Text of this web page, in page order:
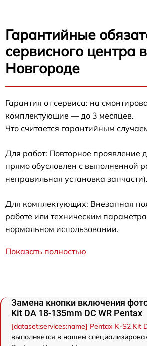
Гарантийные
сервисного центра
Новгороде
Гарантия от сервиса: на
комплектующие — до 3 месяцев.
Что считается гарантийным
Для работ: Повторное проявление
прямо обусловлен с выполненной
неправильная установка запчасти).
Для комплектующих: Внезапная
работе или техническим
нормальном использовании.
Показать полностью
Замена кнопки включения
Kit DA 18-135mm DC WR Pentax
[dataset:services:name] Pentax K-S2 Kit
выполняется в нашем